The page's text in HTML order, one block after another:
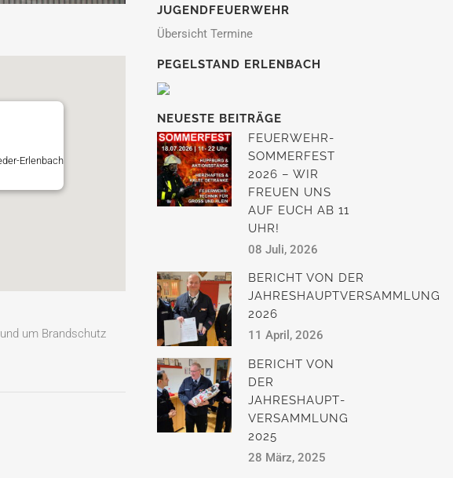
Erlenbach
um Brandschutz
JUGENDFEUERWEHR
Übersicht Termine
PEGELSTAND ERLENBACH
NEUESTE BEITRÄGE
FEUERWEHR-
SOMMERFEST
2026 – WIR
FREUEN UNS
AUF EUCH AB 11
UHR!
08 Juli, 2026
BERICHT VON DER
JAHRESHAUPTVERSAMMLUNG
2026
11 April, 2026
BERICHT VON
DER
JAHRESHAUPT­
VERSAMMLUNG
2025
28 März, 2025